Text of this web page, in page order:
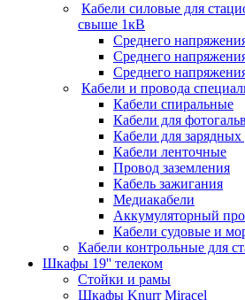
Кабели силовые для
свыше 1кВ
Среднего
Среднего
Среднего
Кабели и провода
Кабели спиральные
Кабели для
Кабели для зарядных
Кабели ленточные
Провод заземления
Кабель зажигания
Медиакабели
Аккумуляторный
Кабели судовые и
Кабели контрольные для
Шкафы 19'' телеком
Стойки и рамы
Шкафы Knurr Miracel